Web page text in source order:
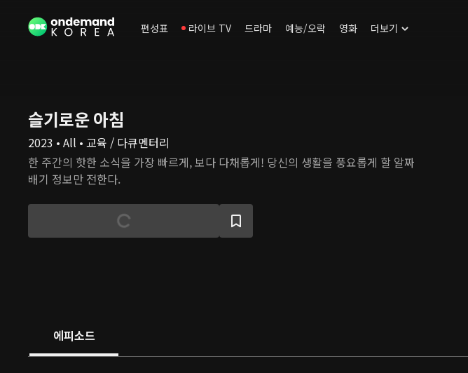
편성표 라이브 TV 드라마 예능/오락 영화 더보기
슬기로운 아침
2023 • All • 교육 / 다큐멘터리
한 주간의 핫한 소식을 가장 빠르게, 보다 다채롭게! 당신의 생활을 풍요롭게 할 알짜
배기 정보만 전한다.
에피소드